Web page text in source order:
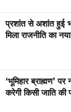
प्रशांत से अशांत हुई
मिला राजनीति का
‘भूमिहार ब्राह्मण’
करेगी किसी जाति की